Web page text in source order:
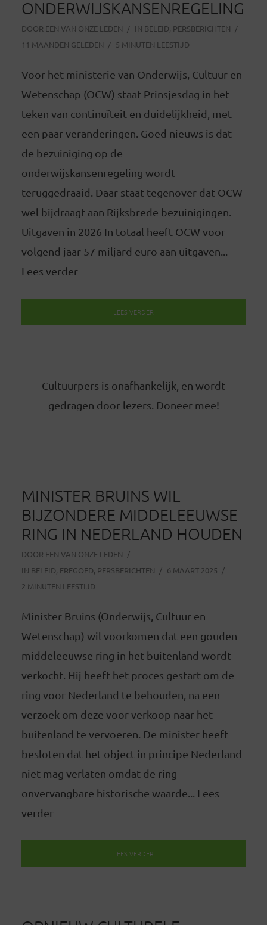
ONDERWIJSKANSENREGELING
DOOR EEN VAN ONZE LEDEN IN BELEID, PERSBERICHTEN
11 MAANDEN GELEDEN
5 MINUTEN LEESTIJD
Voor het ministerie van Onderwijs, Cultuur en
Wetenschap (OCW) staat Prinsjesdag in het
teken van continuïteit en duidelijkheid, met
een paar veranderingen. Goed nieuws is dat
de bezuiniging op de
onderwijskansenregeling wordt
teruggedraaid. Daar staat tegenover dat OCW
wel bijdraagt aan Rijksbrede bezuinigingen.
Uitgaven in 2026 In totaal heeft OCW voor
volgend jaar 57 miljard euro aan uitgaven...
Lees verder
LEES VERDER
Cultuurpers is onafhankelijk, en wordt
gedragen door lezers. Doneer mee!
MINISTER BRUINS WIL
BIJZONDERE MIDDELEEUWSE
RING IN NEDERLAND HOUDEN
DOOR EEN VAN ONZE LEDEN
IN BELEID, ERFGOED, PERSBERICHTEN
6 MAART 2025
2 MINUTEN LEESTIJD
Minister Bruins (Onderwijs, Cultuur en
Wetenschap) wil voorkomen dat een gouden
middeleeuwse ring in het buitenland wordt
verkocht. Hij heeft het proces gestart om de
ring voor Nederland te behouden, na een
verzoek om deze voor verkoop naar het
buitenland te vervoeren. De minister heeft
besloten dat het object in principe Nederland
niet mag verlaten omdat de ring
onvervangbare historische waarde... Lees
verder
LEES VERDER